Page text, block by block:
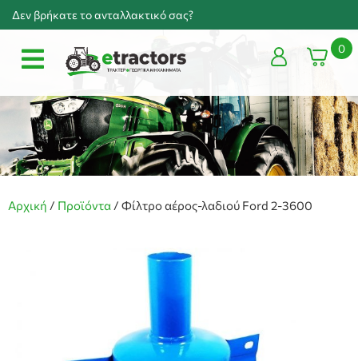
Δεν βρήκατε το ανταλλακτικό σας?
0
Αρχική / Προϊόντα / Φίλτρο αέρος-λαδιού Ford 2-3600